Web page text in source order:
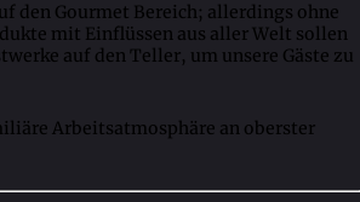
den Gourmet Bereich; allerdings ohne
mit Einflüssen aus aller Welt sollen
auf den Teller, um unsere Gäste zu
Arbeitsatmosphäre an oberster